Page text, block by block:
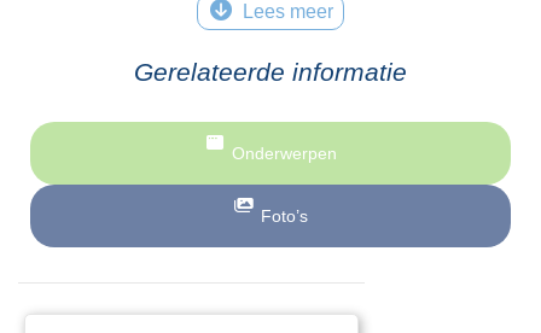
Lees meer
Gerelateerde informatie
Onderwerpen
Foto’s